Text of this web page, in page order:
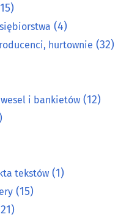
(4)
hurtownie (32)
i bankietów (12)
tekstów (1)
(15)